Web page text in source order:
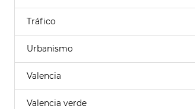
Tráfico
Urbanismo
Valencia
Valencia verde